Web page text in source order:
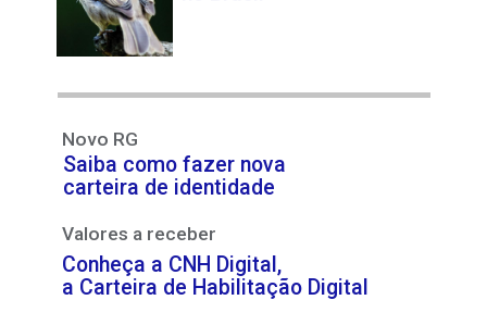
Saiba como fazer nova
carteira de identidade
Conheça a CNH Digital,
a Carteira de Habilitação Digital
Novo RG
Valores a receber